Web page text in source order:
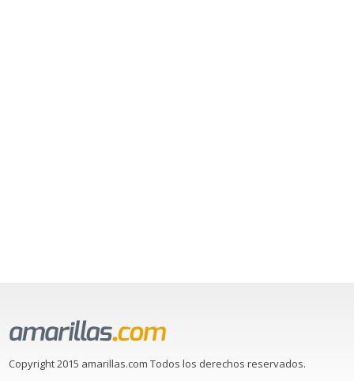
Copyright 2015 amarillas.com Todos los derechos reservados.